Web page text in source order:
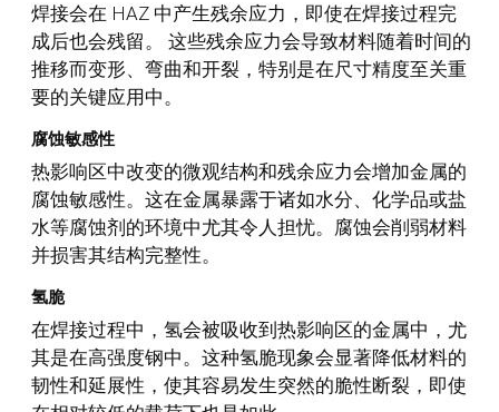
焊接会在 HAZ 中产生残余应力，即使在焊接过程完
成后也会残留。 这些残余应力会导致材料随着时间的
推移而变形、弯曲和开裂，特别是在尺寸精度至关重
要的关键应用中。
腐蚀敏感性
热影响区中改变的微观结构和残余应力会增加金属的
腐蚀敏感性。这在金属暴露于诸如水分、化学品或盐
水等腐蚀剂的环境中尤其令人担忧。腐蚀会削弱材料
并损害其结构完整性。
氢脆
在焊接过程中，氢会被吸收到热影响区的金属中，尤
其是在高强度钢中。这种氢脆现象会显著降低材料的
韧性和延展性，使其容易发生突然的脆性断裂，即使